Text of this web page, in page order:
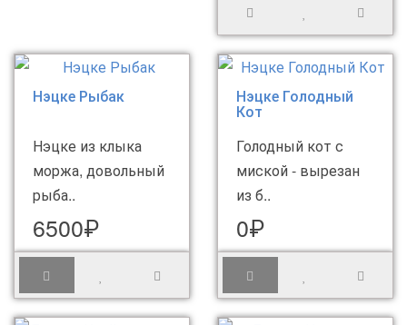
Нэцке Рыбак
Нэцке из клыка
моржа, довольный
рыба..
6500₽
Нэцке Голодный
Кот
Голодный кот с
миской - вырезан
из б..
0₽